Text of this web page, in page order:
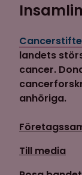
landets
cancer.
anhöriga.
Till media